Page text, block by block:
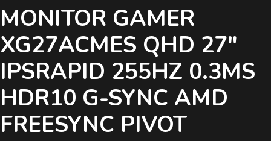
MONITOR GAMER
XG27ACMES QHD 27″
IPSRAPID 255HZ 0.3MS
HDR10 G-SYNC AMD
FREESYNC PIVOT